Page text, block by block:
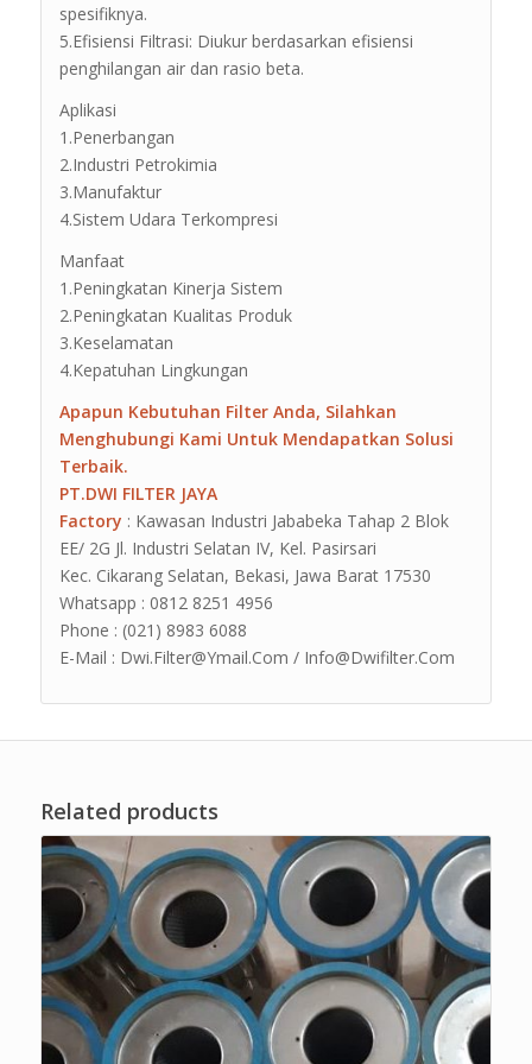
spesifiknya.
5.Efisiensi Filtrasi: Diukur berdasarkan efisiensi
penghilangan air dan rasio beta.
Aplikasi
1.Penerbangan
2.Industri Petrokimia
3.Manufaktur
4.Sistem Udara Terkompresi
Manfaat
1.Peningkatan Kinerja Sistem
2.Peningkatan Kualitas Produk
3.Keselamatan
4.Kepatuhan Lingkungan
Apapun Kebutuhan Filter Anda, Silahkan
Menghubungi Kami Untuk Mendapatkan Solusi
Terbaik.
PT.DWI FILTER JAYA
Factory : Kawasan Industri Jababeka Tahap 2 Blok
EE/ 2G Jl. Industri Selatan IV, Kel. Pasirsari
Kec. Cikarang Selatan, Bekasi, Jawa Barat 17530
Whatsapp : 0812 8251 4956
Phone : (021) 8983 6088
E-Mail : Dwi.Filter@Ymail.Com / Info@Dwifilter.Com
Related products